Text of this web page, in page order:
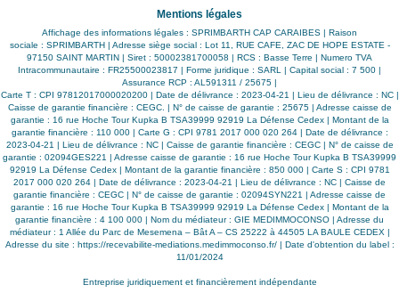
calme, lumineux et sécurisé, à 10 min à pied de la plus belle
plage de l'île et de toutes commodités. Loyer : 4000 euros /
mois (hors conso et abonnement internet, EDF et SAUR)
Dépôt de garantie: 2 mois de loyer Frais d'agence à la
charge du locataire: 1 mois de loyer + 4% TGCA
Mentions légales
Affichage des informations légales : SPRIMBARTH CAP CARAIBES | Raison
sociale : SPRIMBARTH | Adresse siège social : Lot 11, RUE CAFE, ZAC DE HOPE ESTATE -
97150 SAINT MARTIN | Siret : 50002381700058 | RCS : Basse Terre | Numero TVA
Intracommunautaire : FR25500023817 | Forme juridique : SARL | Capital social : 7 500 |
Assurance RCP : AL591311 / 25675 |
Carte T : CPI 97812017000020200 | Date de délivrance : 2023-04-21 | Lieu de délivrance : NC |
Caisse de garantie financière : CEGC. | N° de caisse de garantie : 25675 | Adresse caisse de
garantie : 16 rue Hoche Tour Kupka B TSA39999 92919 La Défense Cedex | Montant de la
garantie financière : 110 000 | Carte G : CPI 9781 2017 000 020 264 | Date de délivrance :
2023-04-21 | Lieu de délivrance : NC | Caisse de garantie financière : CEGC | N° de caisse de
garantie : 02094GES221 | Adresse caisse de garantie : 16 rue Hoche Tour Kupka B TSA39999
92919 La Défense Cedex | Montant de la garantie financière : 850 000 | Carte S : CPI 9781
2017 000 020 264 | Date de délivrance : 2023-04-21 | Lieu de délivrance : NC | Caisse de
garantie financière : CEGC | N° de caisse de garantie : 02094SYN221 | Adresse caisse de
garantie : 16 rue Hoche Tour Kupka B TSA39999 92919 La Défense Cedex | Montant de la
garantie financière : 4 100 000 | Nom du médiateur : GIE MEDIMMOCONSO | Adresse du
médiateur : 1 Allée du Parc de Mesemena – Bât A – CS 25222 à 44505 LA BAULE CEDEX |
Adresse du site : https://recevabilite-mediations.medimmoconso.fr/| Date d'obtention du label :
11/01/2024
Entreprise juridiquement et financièrement indépendante